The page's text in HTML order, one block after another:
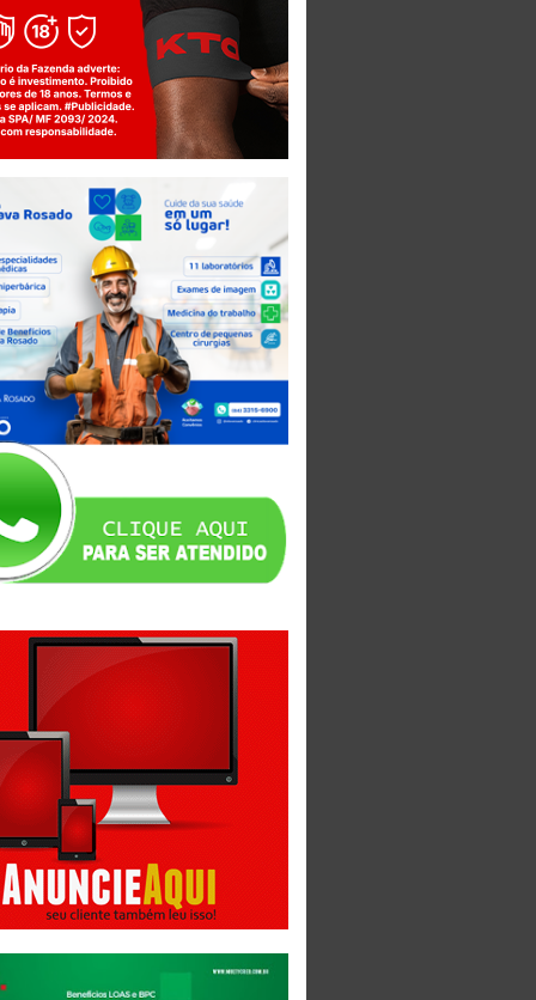
Jogue com responsabilidade. 18+